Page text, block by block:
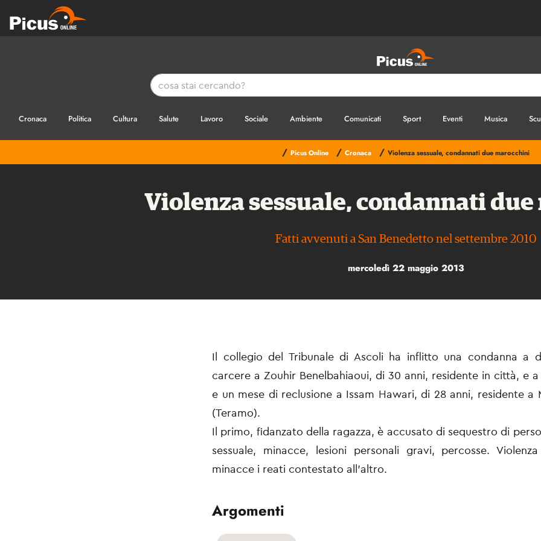
Cronaca Politica Cultura Salute Lavoro Sociale Ambiente Comunicati Sport Eventi Musica
/ Picus Online / Cronaca / Violenza sessuale, condannati due marocchini
Violenza sessuale, condannati
Fatti avvenuti a San Benedetto nel settembre 2010
mercoledì 22 maggio 2013
Il collegio del Tribunale di Ascoli ha inflitto una condanna a
carcere a Zouhir Benelbahiaoui, di 30 anni, residente in città, e
e un mese di reclusione a Issam Hawari, di 28 anni, residente a
(Teramo).
Il primo, fidanzato della ragazza, è accusato di sequestro di
sessuale, minacce, lesioni personali gravi, percosse.
minacce i reati contestato all’altro.
Argomenti